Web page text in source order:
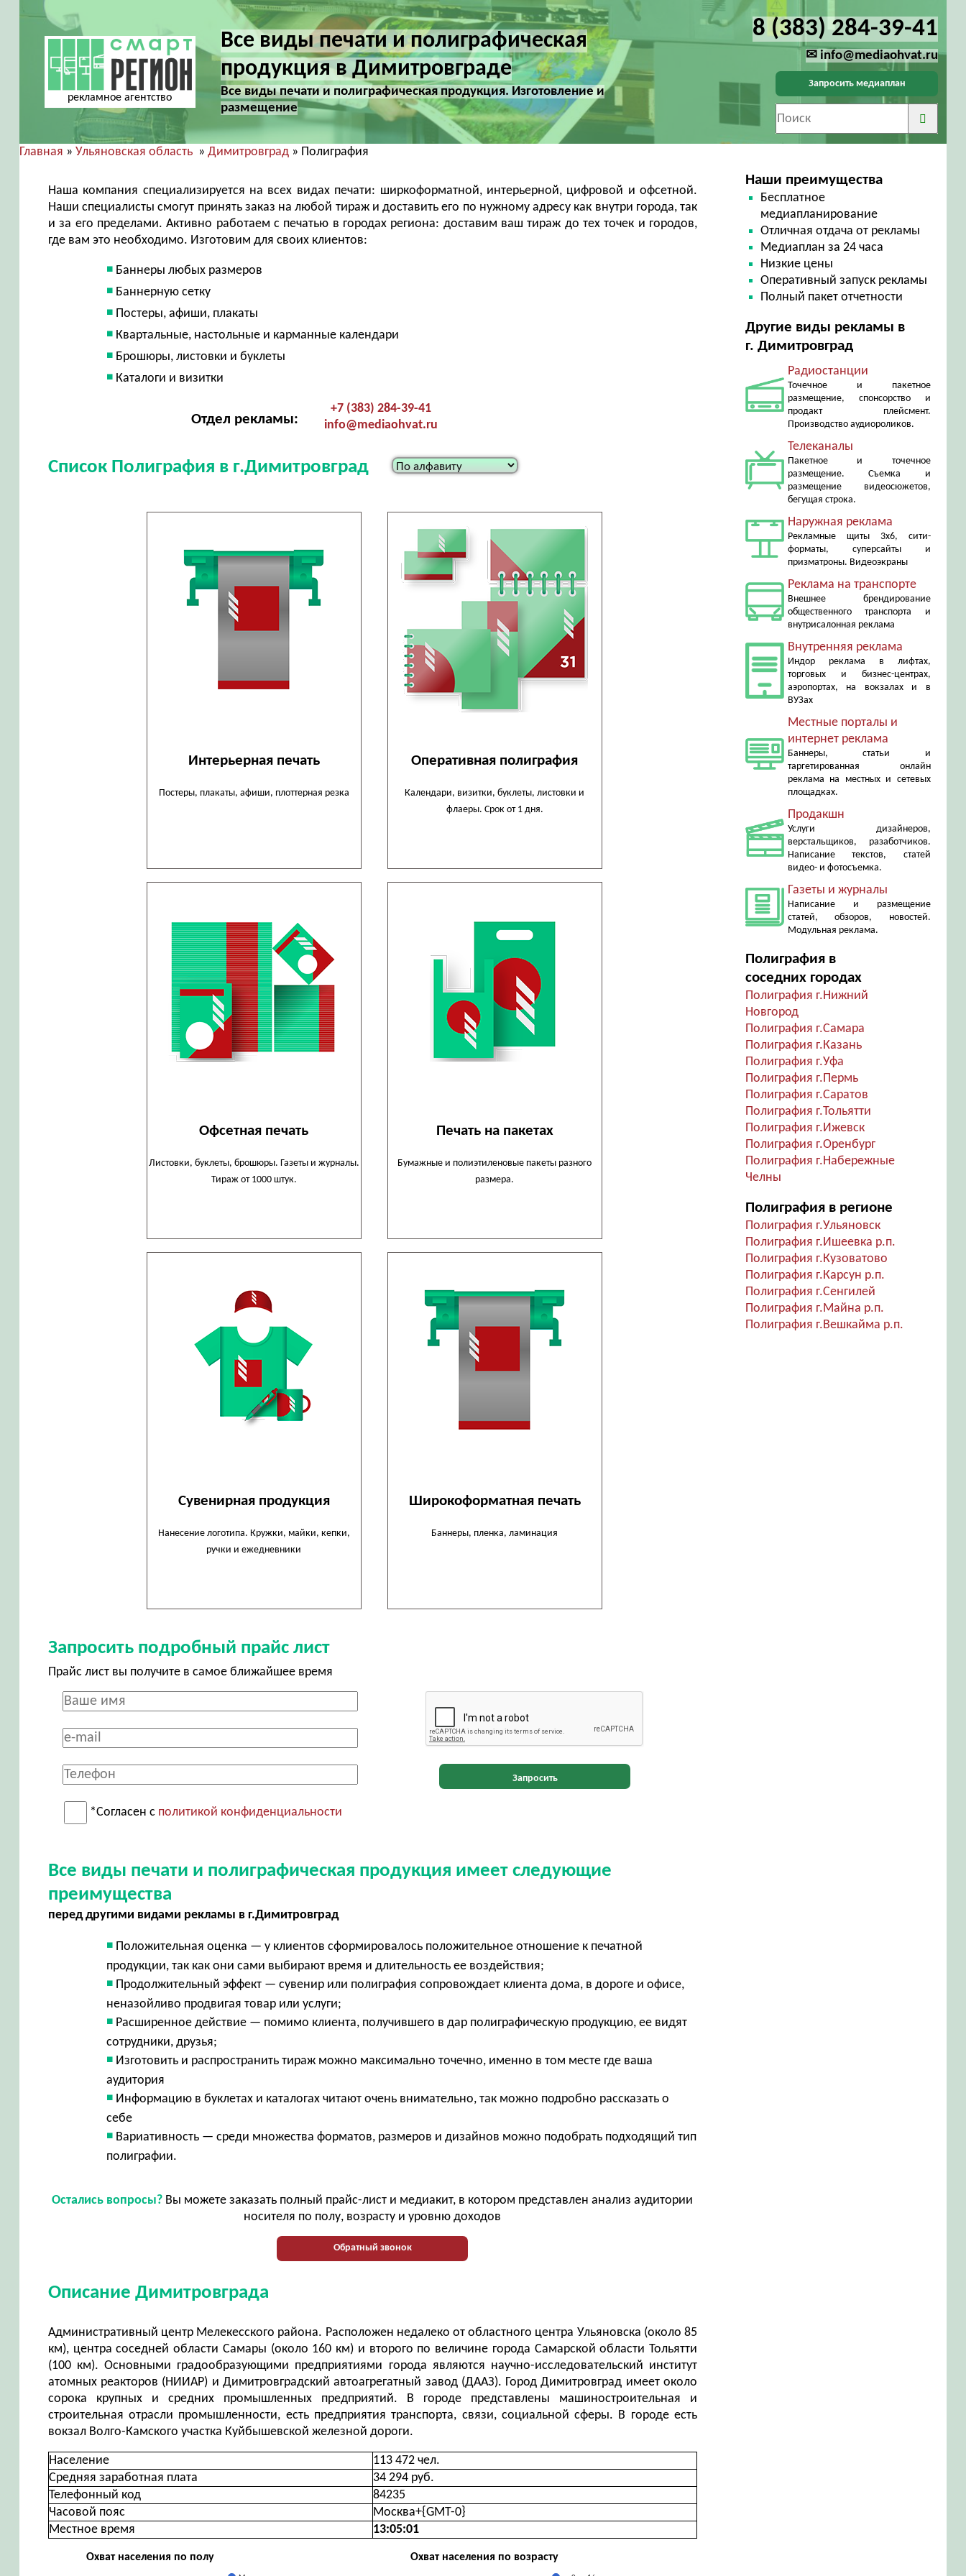
рекламное агентство
Все виды печати и полиграфическая
продукция в Димитровграде
Все виды печати и полиграфическая продукция. Изготовление и
размещение
8 (383) 284-39-41
✉ info@mediaohvat.ru
Запросить медиаплан
Главная » Ульяновская область» Димитровград» Полиграфия
Наша компания специализируется на всех видах печати: ширкоформатной, интерьерной, цифровой и офсетной.
Наши специалисты смогут принять заказ на любой тираж и доставить его по нужному адресу как внутри города, так
и за его пределами. Активно работаем с печатью в городах региона: доставим ваш тираж до тех точек и городов,
где вам это необходимо. Изготовим для своих клиентов:
Баннеры любых размеров
Баннерную сетку
Постеры, афиши, плакаты
Квартальные, настольные и карманные календари
Брошюры, листовки и буклеты
Каталоги и визитки
Отдел рекламы:
+7 (383) 284-39-41
info@mediaohvat.ru
Список Полиграфия в г.Димитровград
Интерьерная печать
Постеры, плакаты, афиши, плоттерная резка
Оперативная полиграфия
Календари, визитки, буклеты, листовки и
флаеры. Срок от 1 дня.
Офсетная печать
Листовки, буклеты, брошюры. Газеты и журналы.
Тираж от 1000 штук.
Печать на пакетах
Бумажные и полиэтиленовые пакеты разного
размера.
Сувенирная продукция
Нанесение логотипа. Кружки, майки, кепки,
ручки и ежедневники
Широкоформатная печать
Баннеры, пленка, ламинация
Запросить подробный прайс лист
Прайс лист вы получите в самое ближайшее время
*Согласен с политикой конфиденциальности
Запросить
Все виды печати и полиграфическая продукция имеет следующие
преимущества
перед другими видами рекламы в г.Димитровград
Положительная оценка — у клиентов сформировалось положительное отношение к печатной
продукции, так как они сами выбирают время и длительность ее воздействия;
Продолжительный эффект — сувенир или полиграфия сопровождает клиента дома, в дороге и офисе,
неназойливо продвигая товар или услуги;
Расширенное действие — помимо клиента, получившего в дар полиграфическую продукцию, ее видят
сотрудники, друзья;
Изготовить и распространить тираж можно максимально точечно, именно в том месте где ваша
аудитория
Информацию в буклетах и каталогах читают очень внимательно, так можно подробно рассказать о
себе
Вариативность — среди множества форматов, размеров и дизайнов можно подобрать подходящий тип
полиграфии.
Остались вопросы? Вы можете заказать полный прайс-лист и медиакит, в котором представлен анализ аудитории
носителя по полу, возрасту и уровню доходов
Обратный звонок
Описание Димитровграда
Административный центр Мелекесского района. Расположен недалеко от областного центра Ульяновска (около 85
км), центра соседней области Самары (около 160 км) и второго по величине города Самарской области Тольятти
(100 км). Основными градообразующими предприятиями города являются научно-исследовательский институт
атомных реакторов (НИИАР) и Димитровградский автоагрегатный завод (ДААЗ). Город Димитровград имеет около
сорока крупных и средних промышленных предприятий. В городе представлены машиностроительная и
строительная отрасли промышленности, есть предприятия транспорта, связи, социальной сферы. В городе есть
вокзал Волго-Камского участка Куйбышевской железной дороги.
Население
113 472 чел.
Средняя заработная плата
34 294 руб.
Телефонный код
84235
Часовой пояс
Москва+{GMT-0}
Местное время
13:05:02
Охват населения по полу Охват населения по возрасту
Наши преимущества
Бесплатное
медиапланирование
Отличная отдача от рекламы
Медиаплан за 24 часа
Низкие цены
Оперативный запуск рекламы
Полный пакет отчетности
Другие виды рекламы в
г. Димитровград
Радиостанции
Точечное и пакетное
размещение, спонсорство и
продакт плейсмент.
Производство аудиороликов.
Телеканалы
Пакетное и точечное
размещение. Съемка и
размещение видеосюжетов,
бегущая строка.
Наружная реклама
Рекламные щиты 3х6, сити-
форматы, суперсайты и
призматроны. Видеоэкраны
Реклама на транспорте
Внешнее брендирование
общественного транспорта и
внутрисалонная реклама
Внутренняя реклама
Индор реклама в лифтах,
торговых и бизнес-центрах,
аэропортах, на вокзалах и в
ВУЗах
Местные порталы и
интернет реклама
Баннеры, статьи и
таргетированная онлайн
реклама на местных и сетевых
площадках.
Продакшн
Услуги дизайнеров,
верстальщиков, разаботчиков.
Написание текстов, статей
видео- и фотосъемка.
Газеты и журналы
Написание и размещение
статей, обзоров, новостей.
Модульная реклама.
Полиграфия в
соседних городах
Полиграфия г.Нижний
Новгород
Полиграфия г.Самара
Полиграфия г.Казань
Полиграфия г.Уфа
Полиграфия г.Пермь
Полиграфия г.Саратов
Полиграфия г.Тольятти
Полиграфия г.Ижевск
Полиграфия г.Оренбург
Полиграфия г.Набережные
Челны
Полиграфия в регионе
Полиграфия г.Ульяновск
Полиграфия г.Ишеевка р.п.
Полиграфия г.Кузоватово
Полиграфия г.Карсун р.п.
Полиграфия г.Сенгилей
Полиграфия г.Майна р.п.
Полиграфия г.Вешкайма р.п.